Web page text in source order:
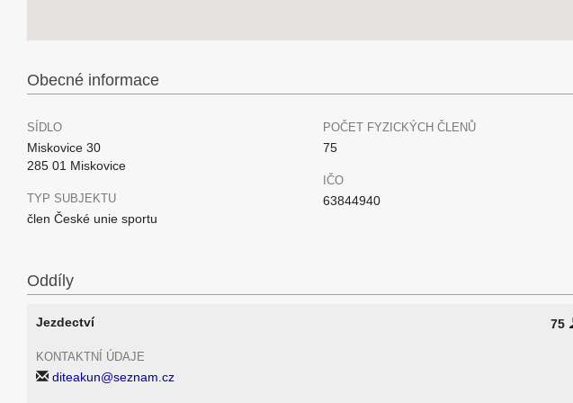
Obecné informace
SÍDLO
Miskovice 30
285 01 Miskovice
TYP SUBJEKTU
člen České unie sportu
POČET FYZICKÝCH ČLENŮ
75
IČO
63844940
Oddíly
Jezdectví 75
KONTAKTNÍ ÚDAJE
diteakun@seznam.cz